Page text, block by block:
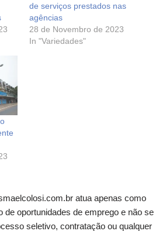
de serviços prestados nas
agências
28 de Novembro de 2023
In "Variedades"
atua apenas como
de oportunidades de emprego e não se
seletivo, contratação ou qualquer